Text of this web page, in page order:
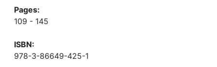
Pages:
109 - 145
ISBN:
978-3-86649-425-1